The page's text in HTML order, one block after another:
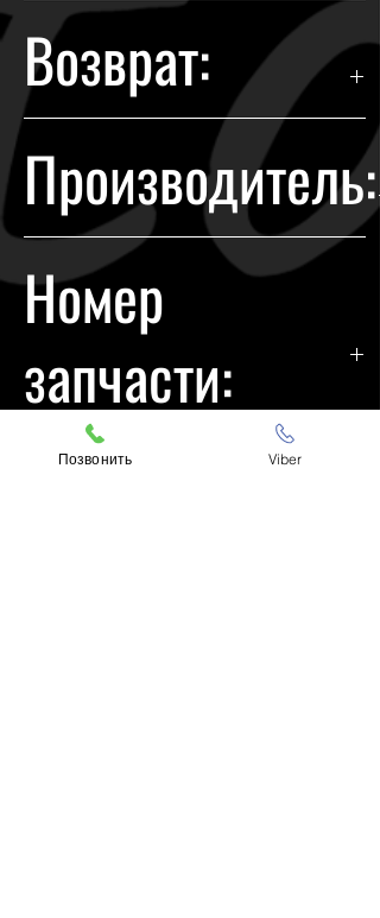
Галоген
Возврат:
Гарантия возврата происходит в
течении 14 дней с момента
покупки.
Производитель:
Номер
запчасти:
84226249
Подходит на
Позвонить Viber